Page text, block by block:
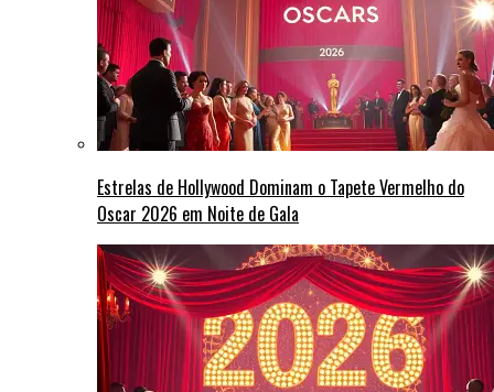
Estrelas de Hollywood Dominam o Tapete Vermelho do
Oscar 2026 em Noite de Gala